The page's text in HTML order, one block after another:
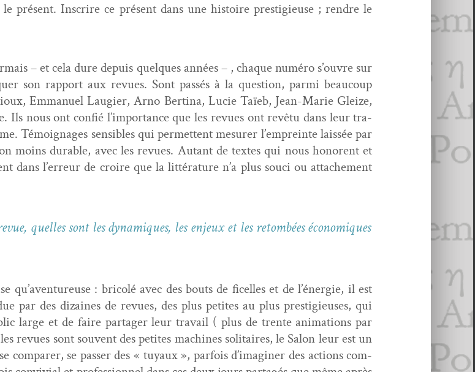
présent. Inscrire ce présent dans une his­toire pres­tigieuse ; ren­dre le
– et cela dure depuis quelques années – , chaque numéro s’ouvre sur
son rap­port aux revues. Sont passés à la ques­tion, par­mi beau­coup
Emmanuel Laugi­er, Arno Berti­na, Lucie Taïeb, Jean-Marie Gleize,
Ils nous ont con­fié l’importance que les revues ont revê­tu dans leur tra­
Témoignages sen­si­bles qui per­me­t­tent mesur­er l’empreinte lais­sée par
moins durable, avec les revues. Autant de textes qui nous hon­orent et
dans l’erreur de croire que la lit­téra­ture n’a plus souci ou attache­ment
quelles sont les dynamiques, les enjeux et les retombées économiques
qu’aventureuse : bricolé avec des bouts de ficelles et de l’énergie, il est
par des dizaines de revues, des plus petites au plus pres­tigieuses, qui
large et de faire partager leur tra­vail ( plus de trente ani­ma­tions par
revues sont sou­vent des petites machines soli­taires, le Salon leur est un
com­par­er, se pass­er des « tuyaux », par­fois d’imaginer des actions com­